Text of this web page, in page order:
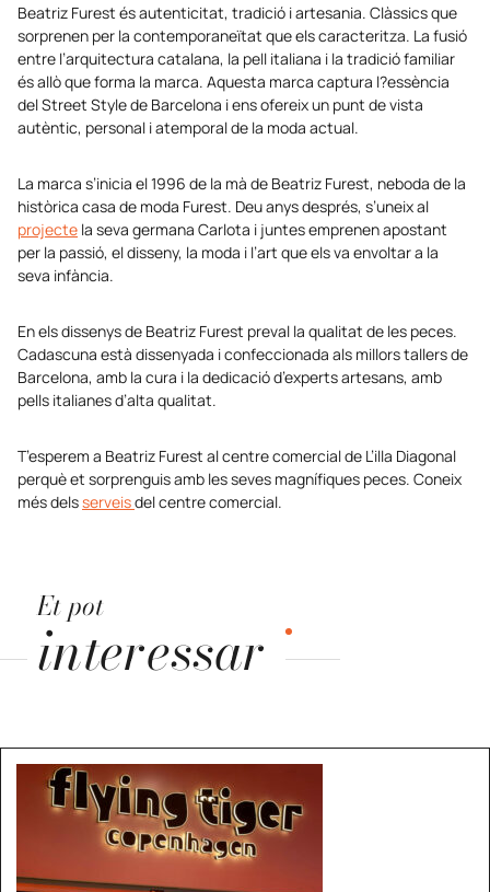
Beatriz Furest és autenticitat, tradició i artesania. Clàssics que
sorprenen per la contemporaneïtat que els caracteritza. La fusió
entre l’arquitectura catalana, la pell italiana i la tradició familiar
és allò que forma la marca. Aquesta marca captura l?essència
del Street Style de Barcelona i ens ofereix un punt de vista
autèntic, personal i atemporal de la moda actual.
La marca s’inicia el 1996 de la mà de Beatriz Furest, neboda de la
històrica casa de moda Furest. Deu anys després, s’uneix al
projecte la seva germana Carlota i juntes emprenen apostant
per la passió, el disseny, la moda i l’art que els va envoltar a la
seva infància.
En els dissenys de Beatriz Furest preval la qualitat de les peces.
Cadascuna està dissenyada i confeccionada als millors tallers de
Barcelona, amb la cura i la dedicació d’experts artesans, amb
pells italianes d’alta qualitat.
T’esperem a Beatriz Furest al centre comercial de L’illa Diagonal
perquè et sorprenguis amb les seves magnífiques peces. Coneix
més delsserveisdel centre comercial.
Et pot
interessar